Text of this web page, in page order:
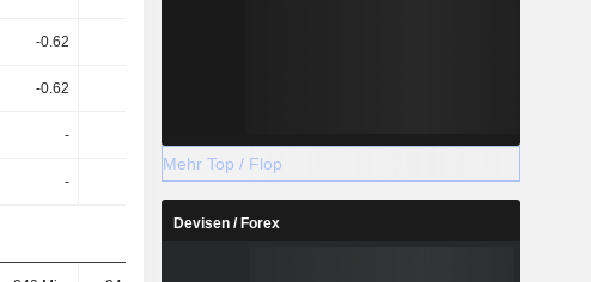
-0.62
-0.62
-
- - - -
Mehr Top / Flop
Devisen / Forex